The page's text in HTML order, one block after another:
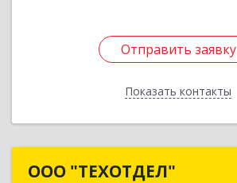
Отправить заявку
Показать контакты
Отправить заявку
Назад
ООО "ТЕХОТДЕЛ"